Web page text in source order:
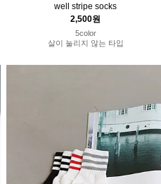
well stripe socks
2,500원
5color
살이 눌리지 않는 타입